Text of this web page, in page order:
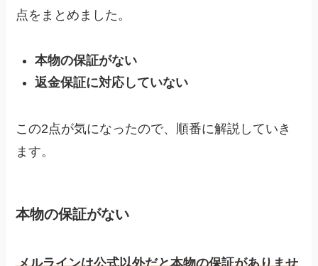
点をまとめました。
本物の保証がない
返金保証に対応していない
この2点が気になったので、順番に解説していき
ます。
本物の保証がない